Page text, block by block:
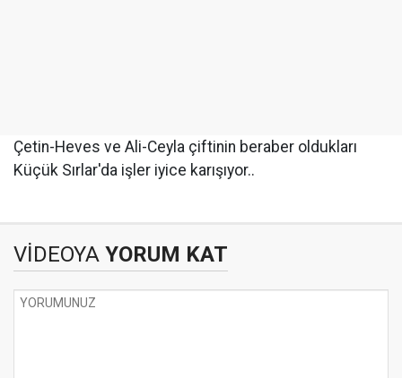
Çetin-Heves ve Ali-Ceyla çiftinin beraber oldukları
Küçük Sırlar'da işler iyice karışıyor..
VİDEOYA YORUM KAT